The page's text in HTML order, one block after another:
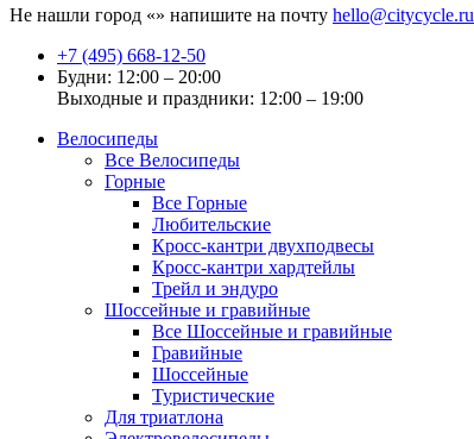
Не нашли город «» напишите на почту hello@citycycle.ru
+7 (495) 668-12-50
Будни: 12:00 – 20:00
Выходные и праздники: 12:00 – 19:00
Велосипеды
Все Велосипеды
Горные
Все Горные
Любительские
Кросс-кантри двухподвесы
Кросс-кантри хардтейлы
Трейл и эндуро
Шоссейные и гравийные
Все Шоссейные и гравийные
Гравийные
Шоссейные
Туристические
Для триатлона